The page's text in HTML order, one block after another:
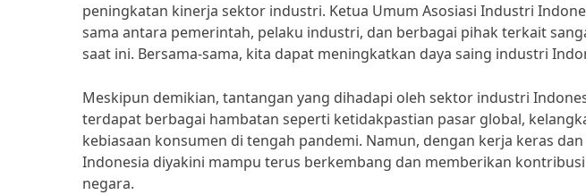
peningkatan kinerja sektor industri. Ketua Umum Asosiasi Industri
sama antara pemerintah, pelaku industri, dan berbagai pihak terkait
saat ini. Bersama-sama, kita dapat meningkatkan daya saing industri
Meskipun demikian, tantangan yang dihadapi oleh sektor industri
terdapat berbagai hambatan seperti ketidakpastian pasar global,
kebiasaan konsumen di tengah pandemi. Namun, dengan kerja keras
Indonesia diyakini mampu terus berkembang dan memberikan
negara.